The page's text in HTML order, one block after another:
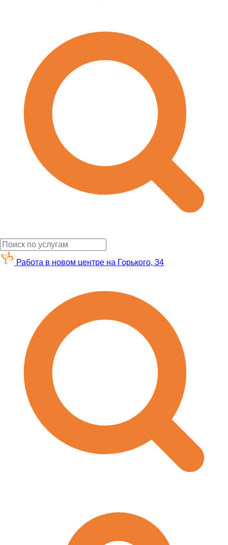
Работа в новом центре на Горького, 34